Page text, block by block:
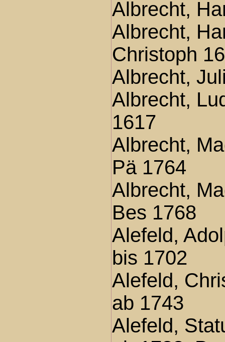
Albrecht,
Albrecht,
Christoph
Albrecht,
Albrecht,
1617
Albrecht,
Pä 1764
Albrecht,
Bes 1768
Alefeld,
bis 1702
Alefeld,
ab 1743
Alefeld,